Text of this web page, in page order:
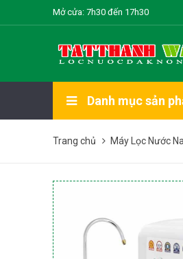
Mở cửa: 7h30 đến 17h30
Danh mục sản
Trang chủ Máy Lọc Nước